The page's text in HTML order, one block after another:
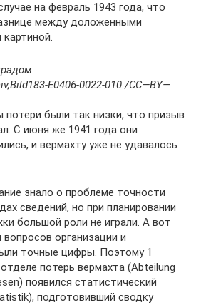
на февраль 1943 года, что
между доложенными
,Bild183-E0406-0022-010 /CC—BY—
были так низки, что призыв
С июня же 1941 года они
и вермахту уже не удавалось
знало о проблеме точности
сведений, но при планировании
большой роли не играли. А вот
организации и
точные цифры. Поэтому 1
потерь вермахта (Abteilung
появился статистический
подготовивший сводку